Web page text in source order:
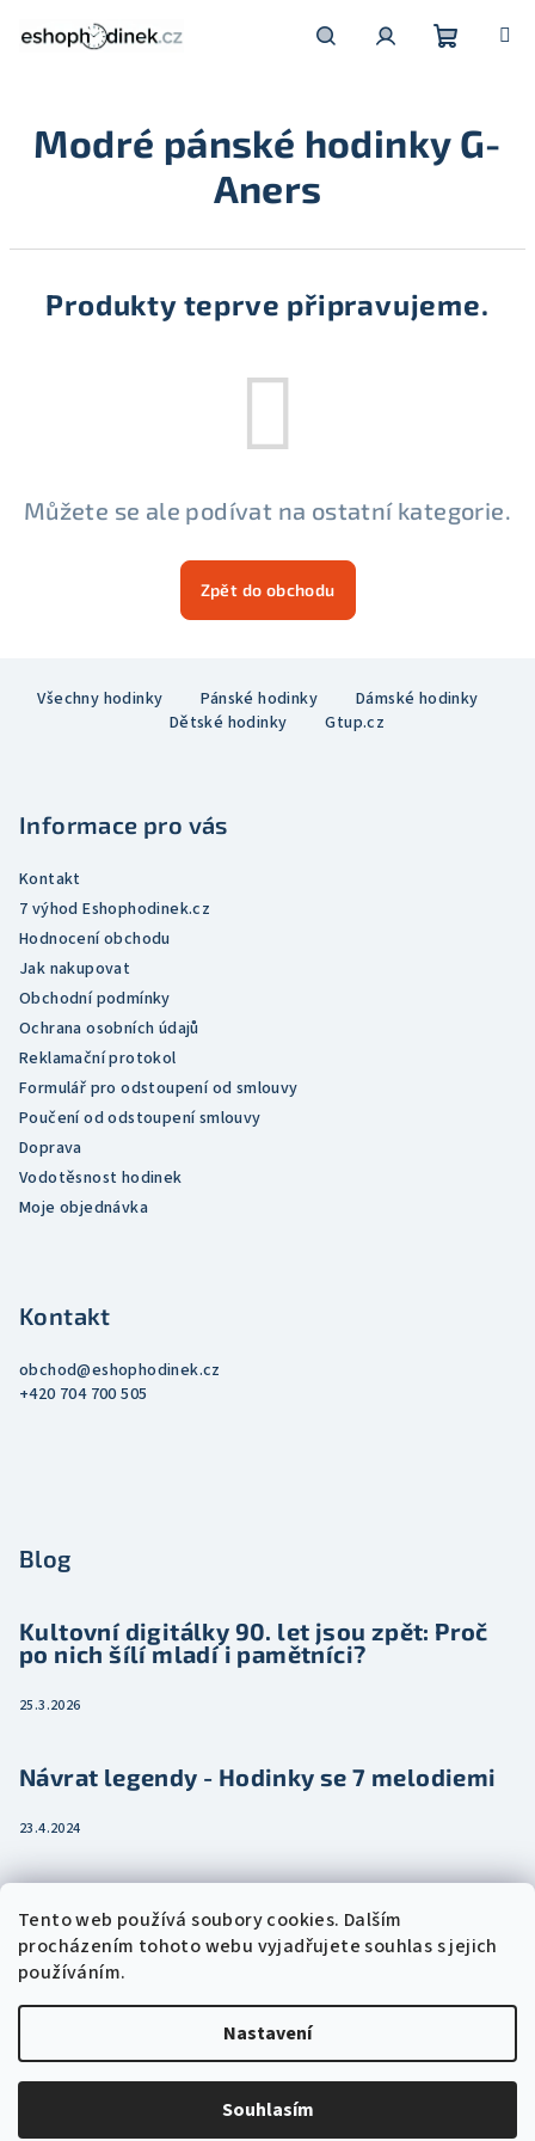
Tento web používá soubory cookies. Dalším
procházením tohoto webu vyjadřujete souhlas s jejich
používáním.
Nastavení
Souhlasím
košík
Modré pánské hodinky G-
Aners
Produkty teprve připravujeme.
Můžete se ale podívat na ostatní kategorie.
Zpět do obchodu
Všechny hodinky Pánské hodinky
Dámské hodinky
Dětské hodinky
Gtup.cz
Informace pro vás
Kontakt
7 výhod Eshophodinek.cz
Hodnocení obchodu
Jak nakupovat
Obchodní podmínky
Ochrana osobních údajů
Reklamační protokol
Formulář pro odstoupení od smlouvy
Poučení od odstoupení smlouvy
Doprava
Vodotěsnost hodinek
Moje objednávka
Kontakt
obchod@eshophodinek.cz
+420 704 700 505
Blog
Kultovní digitálky 90. let jsou zpět: Proč
po nich šílí mladí i pamětníci?
25.3.2026
Návrat legendy - Hodinky se 7 melodiemi
23.4.2024
jako dárek
15.2.2024